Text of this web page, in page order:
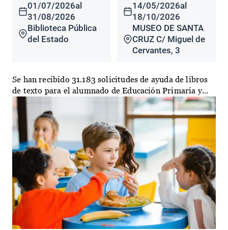
01/07/2026al
31/08/2026
Biblioteca Pública
del Estado
14/05/2026al
18/10/2026
MUSEO DE SANTA
CRUZ C/ Miguel de
Cervantes, 3
Se han recibido 31.183 solicitudes de ayuda de libros
de texto para el alumnado de Educación Primaria y...